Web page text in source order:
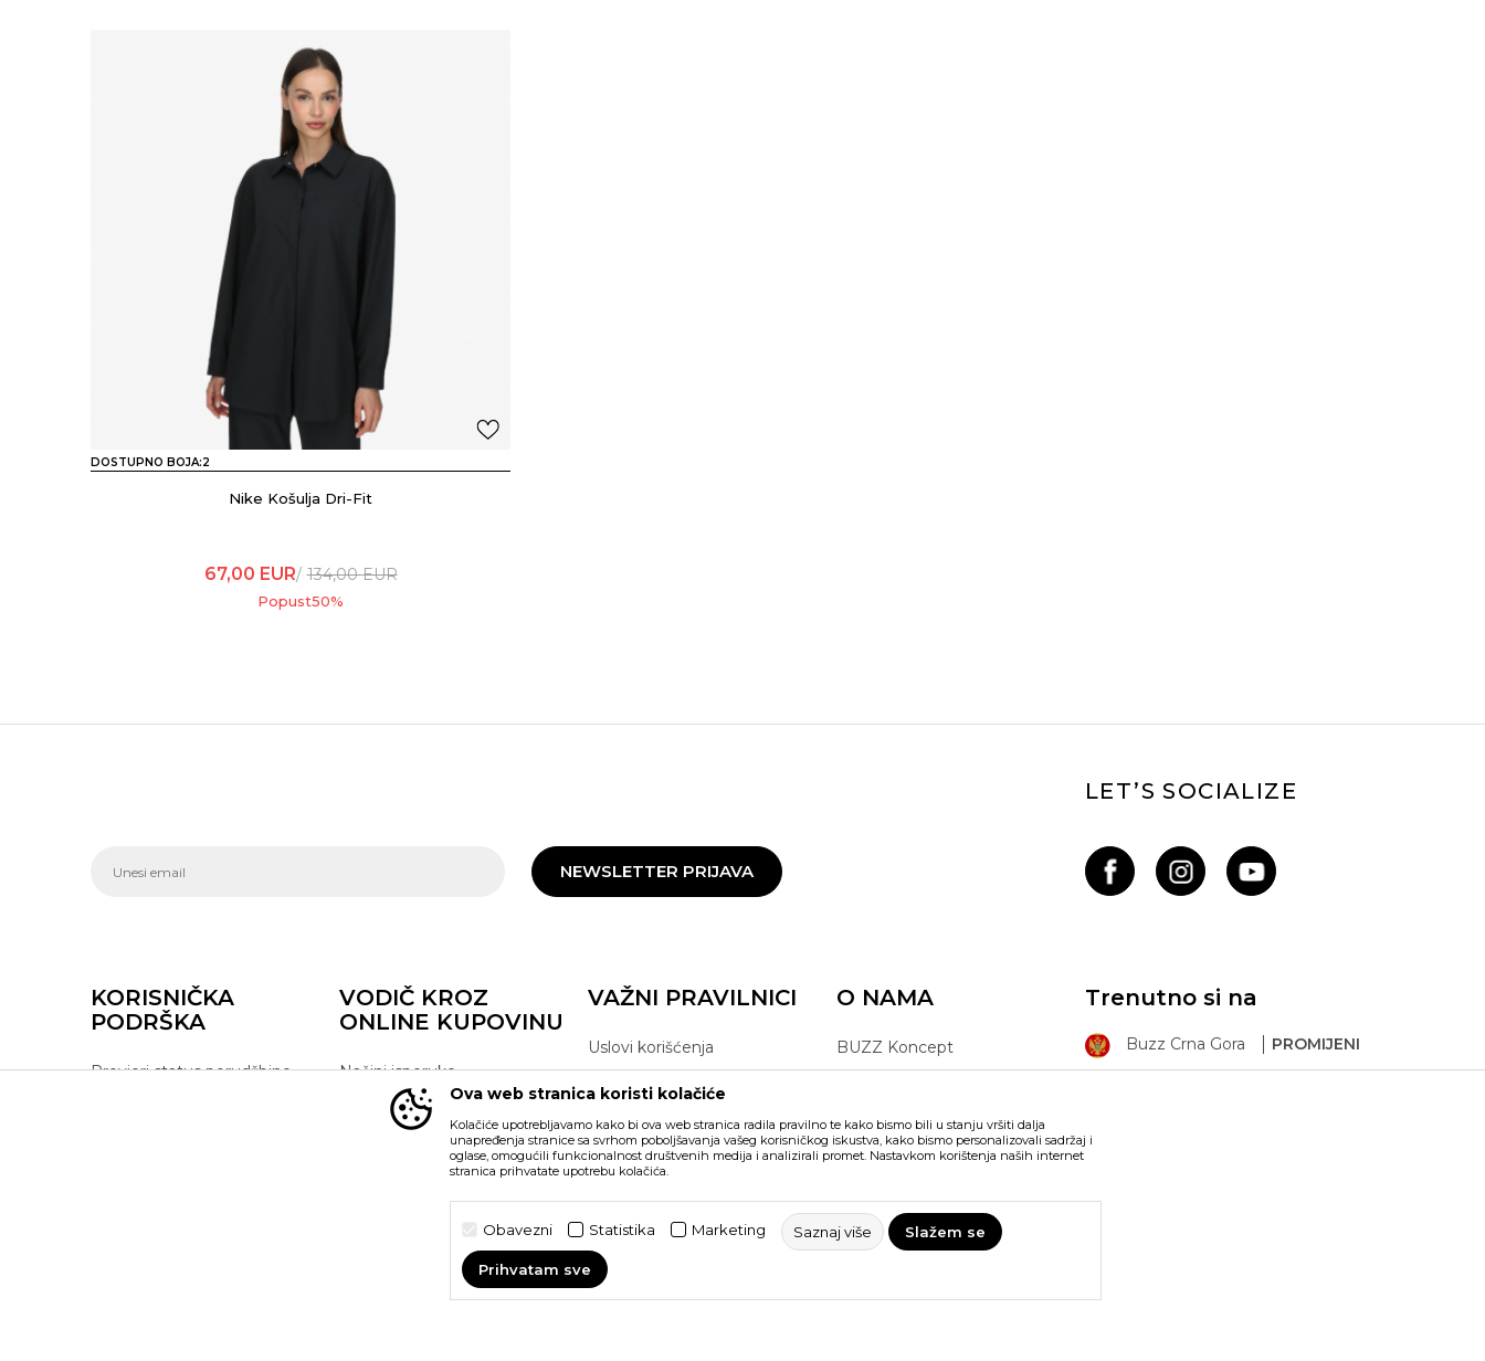
DOSTUPNO BOJA:2
Nike Košulja Dri-Fit
67,00 EUR 134,00EUR
Popust50%
NEWSLETTER PRIJAVA
LET’S SOCIALIZE
KORISNIČKA
PODRŠKA
Provjeri status porudžbine
VODIČ KROZ
ONLINE KUPOVINU
Načini isporuke
Povrat robe i povrat
sredstava
VAŽNI PRAVILNICI
Uslovi korišćenja
programa
O NAMA
BUZZ Koncept
BUZZ Shopovi
Click&Collect
Trenutno si na
Buzz Crna Gora PROMIJENI
Ova web stranica koristi kolačiće
Kolačiće upotrebljavamo kako bi ova web stranica radila pravilno te kako bismo bili u stanju vršiti dalja
unapređenja stranice sa svrhom poboljšavanja vašeg korisničkog iskustva, kako bismo personalizovali sadržaj i
oglase, omogućili funkcionalnost društvenih medija i analizirali promet. Nastavkom korištenja naših internet
stranica prihvatate upotrebu kolačića.
Obavezni Statistika Marketing Saznaj više Slažem se
Prihvatam sve